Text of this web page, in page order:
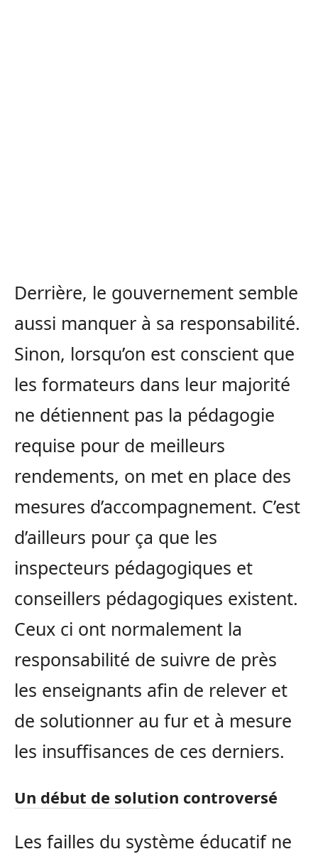
Derrière, le gouvernement semble
aussi manquer à sa responsabilité.
Sinon, lorsqu’on est conscient que
les formateurs dans leur majorité
ne détiennent pas la pédagogie
requise pour de meilleurs
rendements, on met en place des
mesures d’accompagnement. C’est
d’ailleurs pour ça que les
inspecteurs pédagogiques et
conseillers pédagogiques existent.
Ceux ci ont normalement la
responsabilité de suivre de près
les enseignants afin de relever et
de solutionner au fur et à mesure
les insuffisances de ces derniers.
Un début de solution controversé
Les failles du système éducatif ne